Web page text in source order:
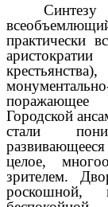
практически
поражающее
Городской
стали
целое,
зрителем.
роскошной,